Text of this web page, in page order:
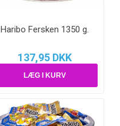
Haribo Fersken 1350 g.
137,95 DKK